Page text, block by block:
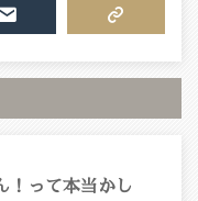
！って本当かし